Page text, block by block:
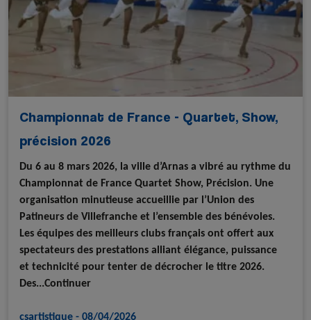
Championnat de France - Quartet, Show,
précision 2026
Du 6 au 8 mars 2026, la ville d’Arnas a vibré au rythme du
Championnat de France Quartet Show, Précision. Une
organisation minutieuse accueillie par l’Union des
Patineurs de Villefranche et l’ensemble des bénévoles.
Les équipes des meilleurs clubs français ont offert aux
spectateurs des prestations alliant élégance, puissance
et technicité pour tenter de décrocher le titre 2026.
Des...Continuer
csartistique - 08/04/2026